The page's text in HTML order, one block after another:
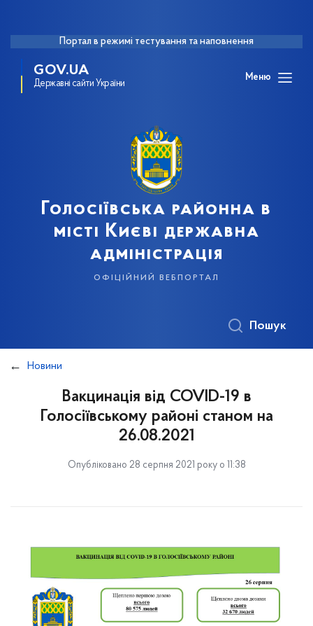
Портал в режимі тестування та наповнення
GOV.UA
Державні сайти України
Меню
Голосіївська районна в
місті Києві державна
адміністрація
офіційний вебпортал
Пошук
Новини
Вакцинація від COVID-19 в
Голосіївському районі станом на
26.08.2021
Опубліковано 28 серпня 2021 року о 11:38